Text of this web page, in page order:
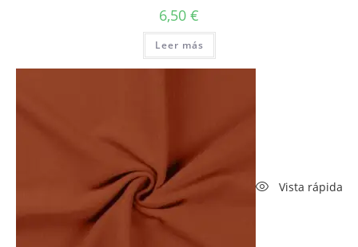
6,50 €
Leer más
Vista rápida